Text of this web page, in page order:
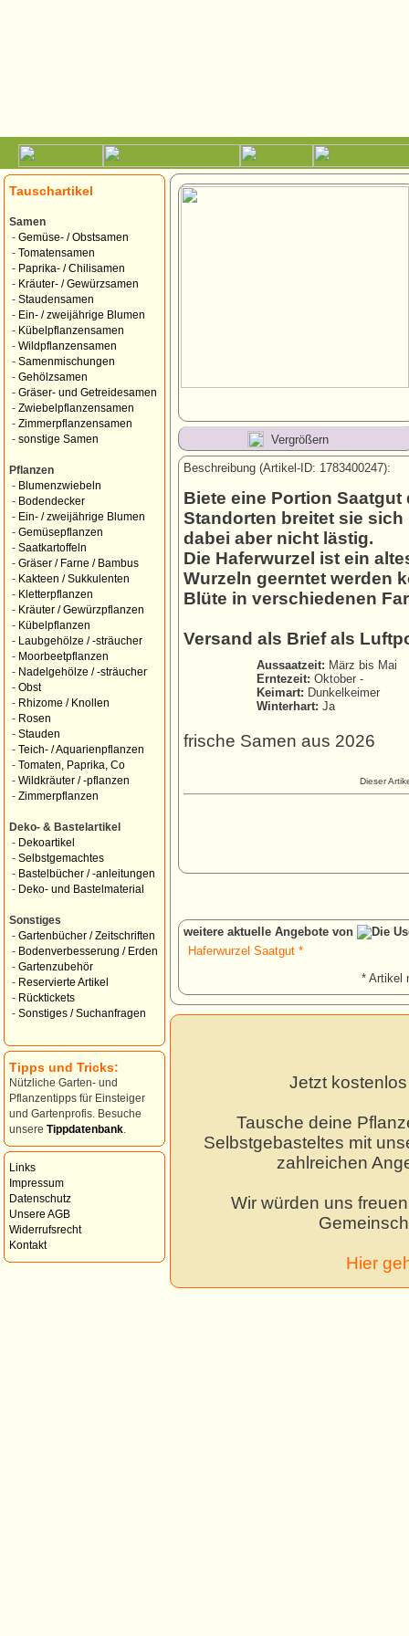
Tauschartikel
Samen
- Gemüse- / Obstsamen
- Tomatensamen
- Paprika- / Chilisamen
- Kräuter- / Gewürzsamen
- Staudensamen
- Ein- / zweijährige Blumen
- Kübelpflanzensamen
- Wildpflanzensamen
- Samenmischungen
- Gehölzsamen
- Gräser- und Getreidesamen
- Zwiebelpflanzensamen
- Zimmerpflanzensamen
- sonstige Samen
Pflanzen
- Blumenzwiebeln
- Bodendecker
- Ein- / zweijährige Blumen
- Gemüsepflanzen
- Saatkartoffeln
- Gräser / Farne / Bambus
- Kakteen / Sukkulenten
- Kletterpflanzen
- Kräuter / Gewürzpflanzen
- Kübelpflanzen
-
Laubgehölze / -sträucher
- Moorbeetpflanzen
- Nadelgehölze / -sträucher
- Obst
- Rhizome / Knollen
- Rosen
- Stauden
- Teich- / Aquarienpflanzen
- Tomaten, Paprika, Co
- Wildkräuter / -pflanzen
- Zimmerpflanzen
Deko- & Bastelartikel
- Dekoartikel
- Selbstgemachtes
- Bastelbücher / -anleitungen
- Deko- und Bastelmaterial
Sonstiges
- Gartenbücher / Zeitschriften
- Bodenverbesserung / Erden
- Gartenzubehör
- Reservierte Artikel
- Rücktickets
- Sonstiges / Suchanfragen
Tipps und Tricks:
Nützliche Garten- und
Pflanzentipps für Einsteiger
und Gartenprofis. Besuche
unsere Tippdatenbank
Links
Impressum
Datenschutz
Unsere AGB
Widerrufsrecht
Kontakt
Vergrößern
Beschreibung (Artikel-ID: 1783400247):
Biete eine Portion
Standorten breitet sie
dabei aber nicht lästig.
Die Haferwurzel ist ein
Wurzeln geerntet werden
Blüte in verschiedenen
Versand als Brief als
Aussaatzeit: März bis Mai
Erntezeit: Oktober -
Keimart: Dunkelkeimer
Winterhart: Ja
frische Samen aus 2026
Dieser
weitere aktuelle Angebote von
Haferwurzel Saatgut *
* Artikel
Jetzt
Tausche deine
Selbstgebasteltes mit
zahlreichen
Wir würden uns
Hier